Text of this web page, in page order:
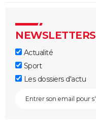
NEWSLETTERS
Actualité
Sport
Les dossiers d'actu